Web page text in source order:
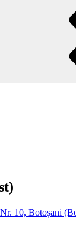
10, Botoșani